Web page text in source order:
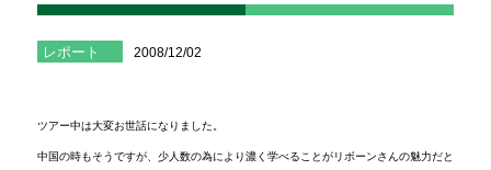
レポート 2008/12/02
ツアー中は大変お世話になりました。
中国の時もそうですが、少人数の為により濃く学べることがリボーンさんの魅力だと